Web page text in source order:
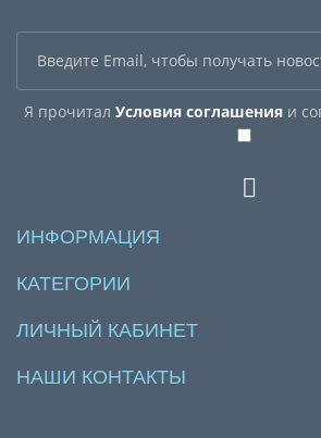
Я прочитал Условия соглашенияи
ИНФОРМАЦИЯ
КАТЕГОРИИ
ЛИЧНЫЙ КАБИНЕТ
НАШИ КОНТАКТЫ